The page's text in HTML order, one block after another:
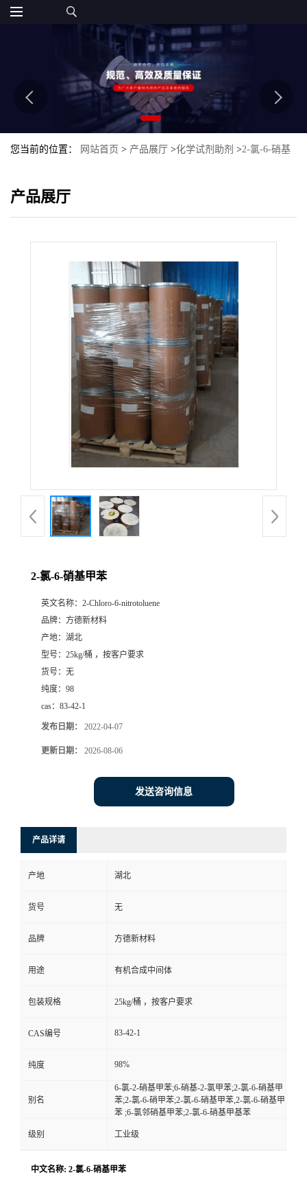
您当前的位置： 网站首页 > 产品展厅 >化学试剂助剂 >2-氯-6-硝基
产品展厅
2-氯-6-硝基甲苯
英文名称： 2-Chloro-6-nitrotoluene
品牌： 方德新材料
产地： 湖北
型号： 25kg/桶 ，按客户要求
货号： 无
纯度： 98
cas： 83-42-1
发布日期： 2022-04-07
更新日期： 2026-08-06
发送咨询信息
产品详请
产地 湖北
货号 无
品牌 方德新材料
用途 有机合成中间体
包装规格 25kg/桶 ，按客户要求
CAS编号 83-42-1
纯度 98%
别名
6-氯-2-硝基甲苯;6-硝基-2-氯甲苯;2-氯-6-硝基甲
苯;2-氯-6-硝甲苯;2-氯-6-硝基甲苯,2-氯-6-硝基甲
苯 ;6-氯邻硝基甲苯;2-氯-6-硝基甲基苯
级别 工业级
中文名称: 2-氯-6-硝基甲苯